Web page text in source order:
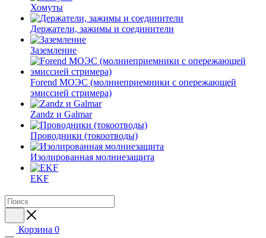
Хомуты
Держатели, зажимы и соединители
Заземление
Forend МОЭС (молниеприемники с опережающей
эмиссией стримера)
Zandz и Galmar
Проводники (токоотводы)
Изолированная молниезащита
EKF
Корзина 0